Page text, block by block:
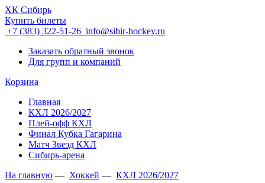
ХК Сибирь
Купить билеты
+7 (383) 322-51-26 info@sibir-hockey.ru
Заказать обратный звонок
Для групп и компаний
Корзина
Главная
КХЛ 2026/2027
Плей-офф КХЛ
Финал Кубка Гагарина
Матч Звезд КХЛ
Сибирь-арена
На главную — Хоккей — КХЛ 2026/2027